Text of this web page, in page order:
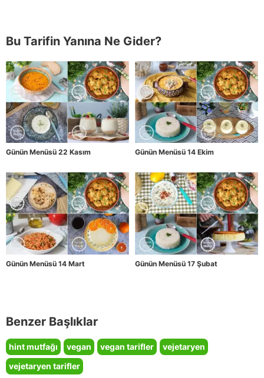
Bu Tarifin Yanına Ne Gider?
Günün Menüsü 22 Kasım Günün Menüsü 14 Ekim
Günün Menüsü 14 Mart Günün Menüsü 17 Şubat
Benzer Başlıklar
hint mutfağı vegan vegan tarifler
vejetaryen
vejetaryen tarifler